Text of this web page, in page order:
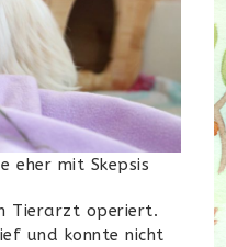
eher mit Skepsis
Tierarzt operiert.
und konnte nicht